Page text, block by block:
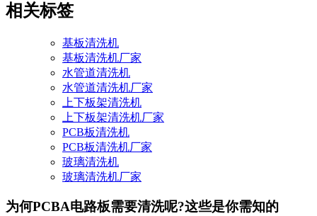
相关标签
基板清洗机
基板清洗机厂家
水管道清洗机
水管道清洗机厂家
上下板架清洗机
上下板架清洗机厂家
PCB板清洗机
PCB板清洗机厂家
玻璃清洗机
玻璃清洗机厂家
为何PCBA电路板需要清洗呢?这些是你需知的